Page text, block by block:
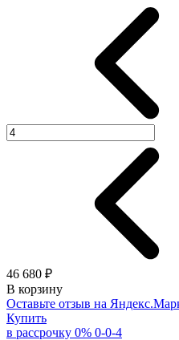
46 680 ₽
В корзину
Оставьте отзыв на
Купить
в рассрочку 0% 0-0-4